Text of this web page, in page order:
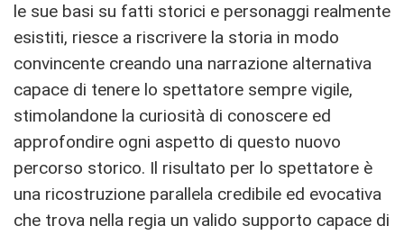
le sue basi su fatti storici e personaggi realmente
esistiti, riesce a riscrivere la storia in modo
convincente creando una narrazione alternativa
capace di tenere lo spettatore sempre vigile,
stimolandone la curiosità di conoscere ed
approfondire ogni aspetto di questo nuovo
percorso storico. Il risultato per lo spettatore è
una ricostruzione parallela credibile ed evocativa
che trova nella regia un valido supporto capace di